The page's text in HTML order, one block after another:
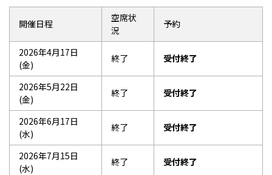
開催日程
空席状
況
予約
2026年4月17日
(金)
終了 受付終了
2026年5月22日
(金)
終了 受付終了
2026年6月17日
(水)
終了 受付終了
2026年7月15日
(水)
終了 受付終了